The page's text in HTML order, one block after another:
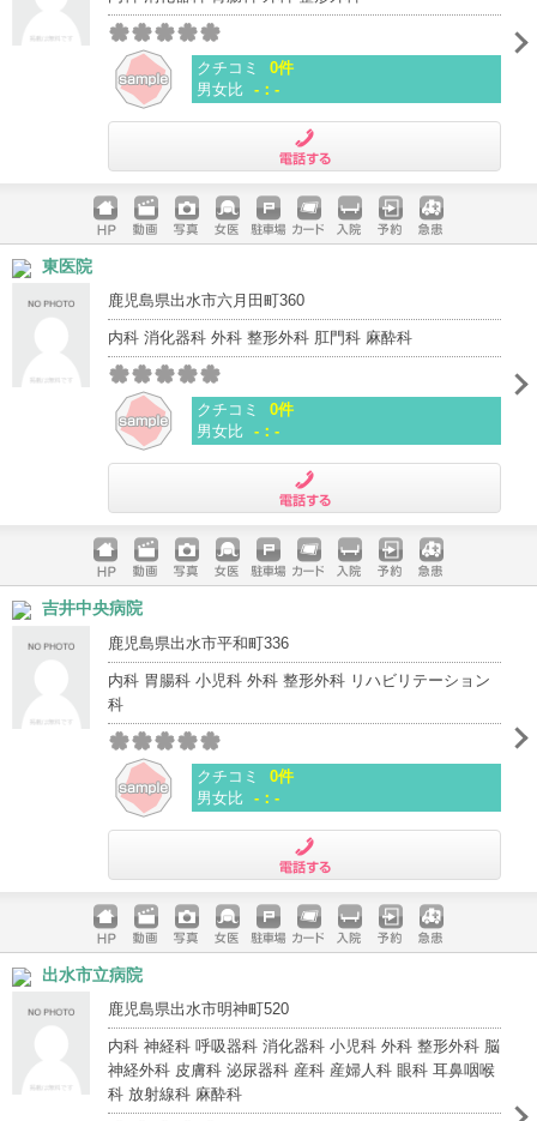
クチコミ
0件
男女比 -：-
ホームペ
動画 写真 女医 駐車場
クレジッ
入院 予約 急患
東医院
鹿児島県出水市六月田町360
内科 消化器科 外科 整形外科 肛門科 麻酔科
クチコミ
0件
男女比 -：-
ホームペ
ージ
動画 写真 女医 駐車場
クレジッ
入院 予約 急患
吉井中央病院
鹿児島県出水市平和町336
内科 胃腸科 小児科 外科 整形外科 リハビリテーション
科
クチコミ
0件
男女比 -：-
ホームペ
ージ
動画 写真 女医 駐車場
クレジッ
入院 予約 急患
出水市立病院
鹿児島県出水市明神町520
内科 神経科 呼吸器科 消化器科 小児科 外科 整形外科 脳
神経外科 皮膚科 泌尿器科 産科 産婦人科 眼科 耳鼻咽喉
科 放射線科 麻酔科